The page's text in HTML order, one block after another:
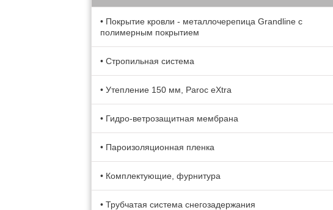
• Покрытие кровли - металлочерепица Grandline с
полимерным покрытием
• Стропильная система
• Утепление 150 мм, Paroc eXtra
• Гидро-ветрозащитная мембрана
• Пароизоляционная пленка
• Комплектующие, фурнитура
• Трубчатая система снегозадержания